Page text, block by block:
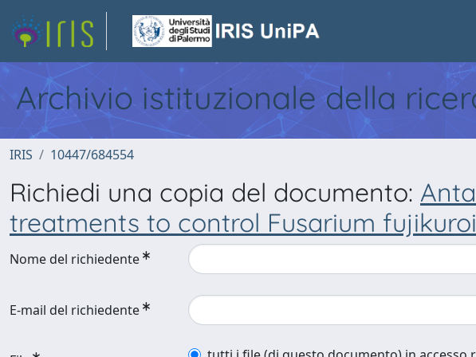
Archivio istituzionale della
IRIS 10447/684554
Richiedi una copia del documento:
treatments to control Fusarium
Nome del richiedente
E-mail del richiedente